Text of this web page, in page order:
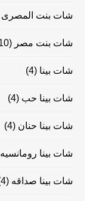
شات بنت المصرى
شات بنت مصر (10)
شات بينا (4)
شات بينا حب (4)
شات بينا حنان (4)
شات بينا رومانسيه
شات بينا صداقه (4)